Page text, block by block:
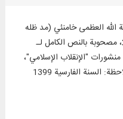
الله العظمى خامنئي (مد ظله
العالي)، من عام 1978 حتى عام 2020، مصحوبة بالنص الكامل لـ
مجلدات من منشورات "الإنقلاب الإسلامي"،
متاحة باللغة الفارسية ولغات أخرى. (ملاحظة: السنة الفارسية 1399